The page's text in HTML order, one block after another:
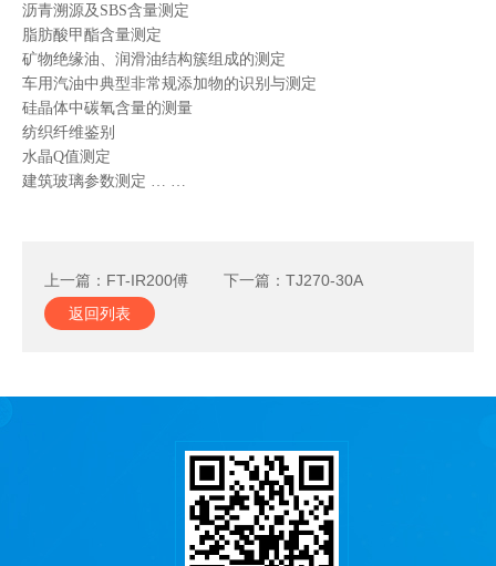
沥青溯源及 SBS含量测定
脂肪酸甲酯含量测定
矿物绝缘油、润滑油结构簇组成的测定
车用汽油中典型非常规添加物的识别与测定
硅晶体中碳氧含量的测量
纺织纤维鉴别
水晶Q值测定
建筑玻璃参数测定 … …
上一篇： FT-IR200傅
立叶变换红外光谱仪
下一篇： TJ270-30A
返回列表